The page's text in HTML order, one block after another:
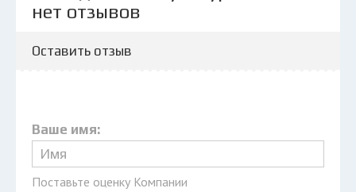
нет отзывов
Оставить отзыв
Ваше имя:
Поставьте оценку Компании